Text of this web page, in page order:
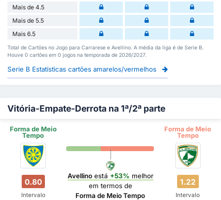
Mais de 4.5
Mais de 5.5
Mais 6.5
Total de Cartões no Jogo para Carrarese e Avellino. A média da liga é de Serie B.
Houve 0 cartões em 0 jogos na temporada de 2026/2027.
Serie B Estatísticas cartões amarelos/vermelhos
Vitória-Empate-Derrota na 1ª/2ª parte
Forma de Meio
Tempo
Forma de Meio
Tempo
0.80
Intervalo
Avellinoestá +53% melhor
em termos de
Forma de Meio Tempo
1.22
Intervalo